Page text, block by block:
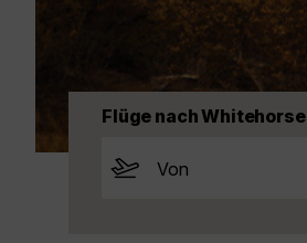
Flüge nach Whitehorse